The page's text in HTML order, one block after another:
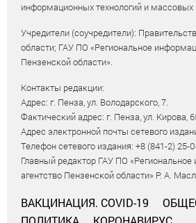
информационных технологий и
Учредители (соучредители):
области; ГАУ ПО «Региональное
Пензенской области».
Контакты редакции:
Адрес: г. Пенза, ул. Володарского, 7.
Фактический адрес: г. Пенза, ул. Кирова,
Адрес электронной почты сетевого
Телефон сетевого издания: +8 (841-2) 25-
Главный редактор ГАУ ПО
агентство Пензенской области» Р. А.
ВАКЦИНАЦИЯ. COVID-19